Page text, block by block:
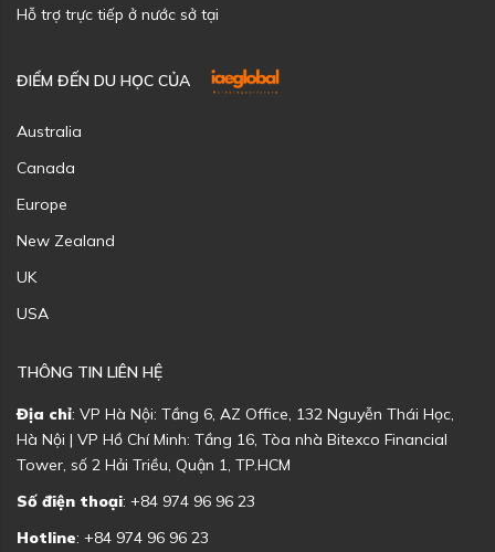
Hỗ trợ trực tiếp ở nước sở tại
ĐIỂM ĐẾN DU HỌC CỦA
Australia
Canada
Europe
New Zealand
UK
USA
THÔNG TIN LIÊN HỆ
Địa chỉ: VP Hà Nội: Tầng 6, AZ Office, 132 Nguyễn Thái Học,
Hà Nội | VP Hồ Chí Minh: Tầng 16, Tòa nhà Bitexco Financial
Tower, số 2 Hải Triều, Quận 1, TP.HCM
Số điện thoại: +84 974 96 96 23
Hotline: +84 974 96 96 23